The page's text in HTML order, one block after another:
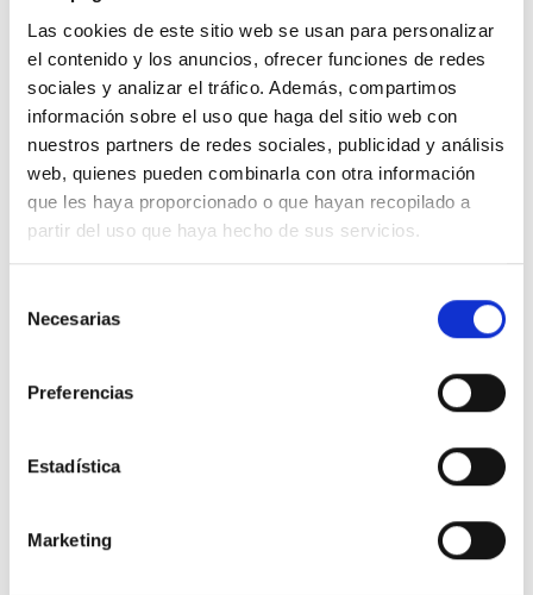
Las cookies de este sitio web se usan para personalizar
el contenido y los anuncios, ofrecer funciones de redes
sociales y analizar el tráfico. Además, compartimos
información sobre el uso que haga del sitio web con
nuestros partners de redes sociales, publicidad y análisis
web, quienes pueden combinarla con otra información
que les haya proporcionado o que hayan recopilado a
partir del uso que haya hecho de sus servicios.
Necesarias
Preferencias
Estadística
Marketing
Brazing
Craftwork
Fluxes
Fontaneria I Hvac/R
Auxiliars
Decapants
Indústria Antifricció